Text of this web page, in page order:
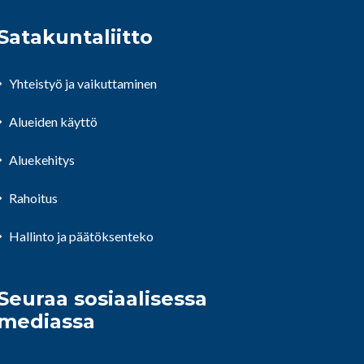
Yhteistyö ja vaikuttaminen
Alueiden käyttö
Aluekehitys
Rahoitus
Hallinto ja päätöksenteko
sosiaalisessa